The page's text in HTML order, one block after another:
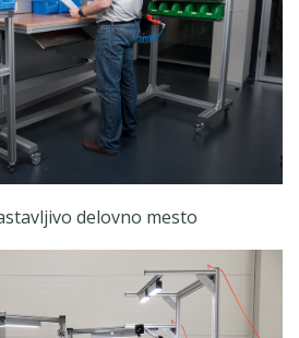
delovno mesto